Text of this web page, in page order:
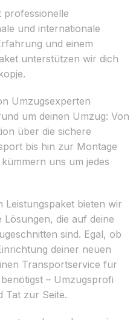
professionelle
und internationale
und einem
unterstützen wir dich
Umzugsexperten
um deinen Umzug: Von
über die sichere
bis hin zur Montage
uns um jedes
Leistungspaket bieten wir
die auf deine
sind. Egal, ob
deiner neuen
Transportservice für
– Umzugsprofi
Tat zur Seite.